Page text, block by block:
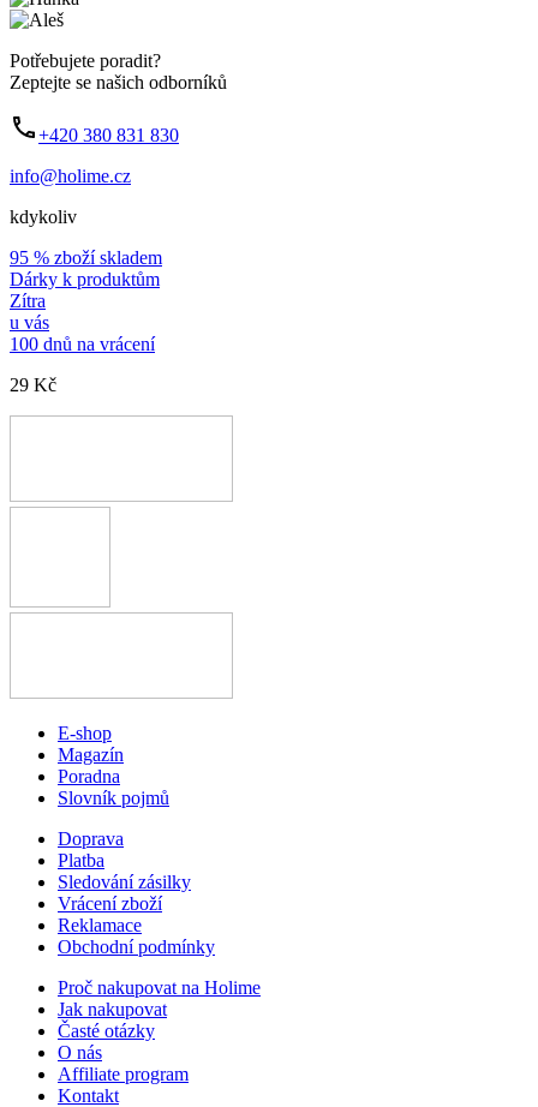
Potřebujete poradit?
Zeptejte se našich odborníků
+420 380 831 830
info@holime.cz
kdykoliv
95 % zboží skladem
Dárky k produktům
Zítra
u vás
100 dnů na vrácení
29 Kč
E-shop
Magazín
Poradna
Slovník pojmů
Doprava
Platba
Sledování zásilky
Vrácení zboží
Reklamace
Obchodní podmínky
Proč nakupovat na Holime
Jak nakupovat
Časté otázky
O nás
Affiliate program
Kontakt